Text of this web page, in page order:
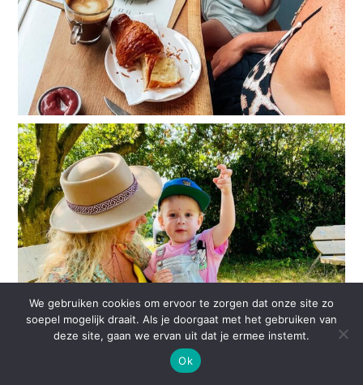
We gebruiken cookies om ervoor te zorgen dat onze site zo
soepel mogelijk draait. Als je doorgaat met het gebruiken van
deze site, gaan we ervan uit dat je ermee instemt.
Ok